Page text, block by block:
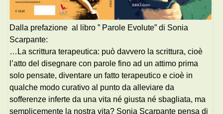
Dalla prefazione al libro ” Parole Evolute” di Sonia
Scarpante:
…La scrittura terapeutica: può davvero la scrittura, cioè
l’atto del disegnare con parole fino ad un attimo prima
solo pensate, diventare un fatto terapeutico e cioè in
qualche modo curativo al punto da alleviare da
sofferenze inferte da una vita né giusta né sbagliata, ma
semplicemente la nostra vita? Sonia Scarpante pensa di